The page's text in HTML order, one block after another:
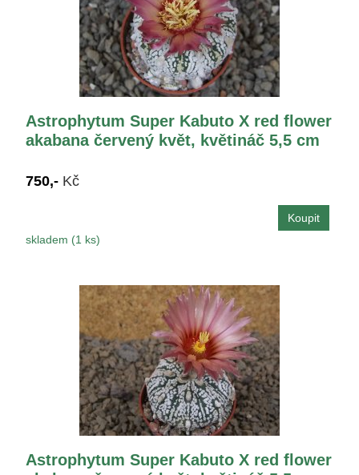
Astrophytum Super Kabuto X red flower
akabana červený květ, květináč 5,5 cm
750,- Kč
skladem (1 ks)
Astrophytum Super Kabuto X red flower